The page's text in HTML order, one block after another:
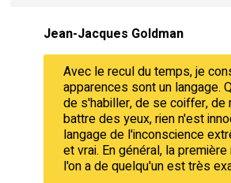
Jean-Jacques Goldman
Avec le recul du temps, je
apparences sont un langage.
de s'habiller, de se coiffer, de
battre des yeux, rien n'est
langage de l'inconscience
et vrai. En général, la
l'on a de quelqu'un est très